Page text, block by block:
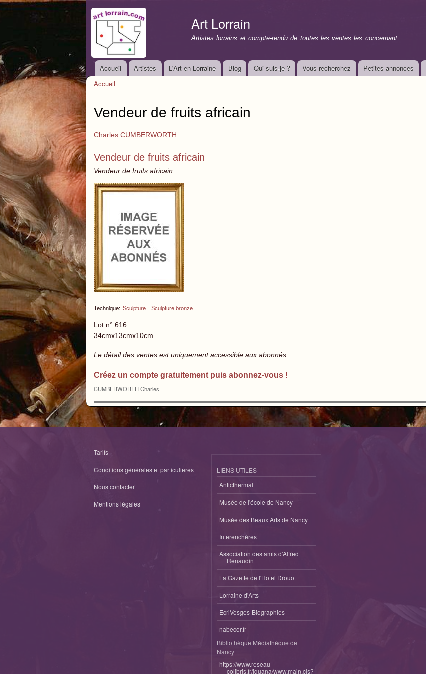
Art Lorrain
Artistes lorrains et compte-rendu de toutes les ventes les concernant
Menu principal
Accueil Artistes L'Art en Lorraine Blog Qui suis-je ? Vous recherchez Petites annonces
Accueil
Vendeur de fruits africain
Charles CUMBERWORTH
Vendeur de fruits africain
Vendeur de fruits africain
Technique: Sculpture Sculpture bronze
Lot n° 616
34cmx13cmx10cm
Le détail des ventes est uniquement accessible aux abonnés.
Créez un compte gratuitement puis abonnez-vous !
CUMBERWORTH Charles
Tarifs
Conditions générales et particulieres
Nous contacter
Mentions légales
LIENS UTILES
Anticthermal
Musée de l'école de Nancy
Musée des Beaux Arts de Nancy
Interenchères
Association des amis d'Alfred
Renaudin
La Gazette de l'Hotel Drouot
Lorraine d'Arts
EcriVosges-Biographies
nabecor.fr
Bibliothèque Médiathèque de
Nancy
https://www.reseau-
colibris.fr/iguana/www.main.cls?